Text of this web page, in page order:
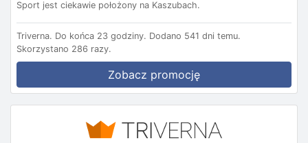
Sport jest ciekawie położony na Kaszubach.
Triverna. Do końca 23 godziny. Dodano 541 dni temu.
Skorzystano 286 razy.
Zobacz promocję